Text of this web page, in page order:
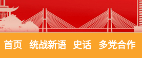
首页 统战新语 史话 多党合作